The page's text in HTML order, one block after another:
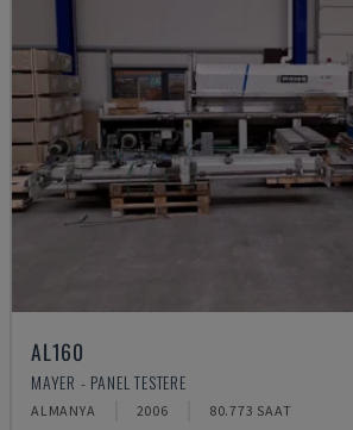
AL160
MAYER - PANEL TESTERE
ALMANYA 2006 80.773 SAAT